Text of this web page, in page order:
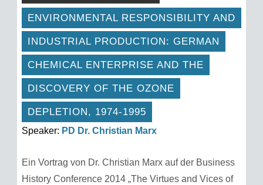
ENVIRONMENTAL RESPONSIBILITY AND
INDUSTRIAL PRODUCTION: GERMAN
CHEMICAL ENTERPRISE AND THE
DISCOVERY OF THE OZONE
DEPLETION, 1974-1995
Speaker: PD Dr. Christian Marx
Ein Vortrag von Dr. Christian Marx auf der Business
History Conference 2014 „The Virtues and Vices of